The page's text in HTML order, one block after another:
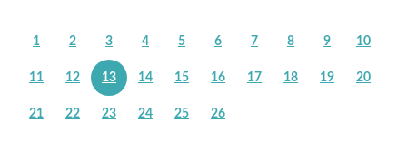
1 2 3 4 5 6 7 8 9 10
11 12 13 14 15 16 17 18 19 20
21 22 23 24 25 26